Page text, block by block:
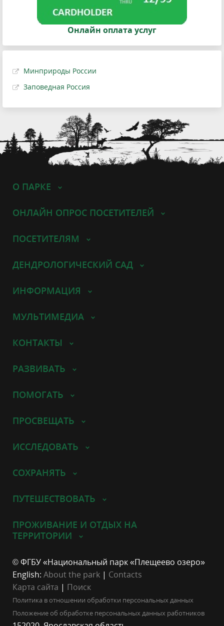
Онлайн оплата услуг
Минприроды России
Заповедная Россия
О ПАРКЕ
ОНЛАЙН ОПРОС ПОСЕТИТЕЛЕЙ
ПОСЕТИТЕЛЯМ
ДЕНДРОЛОГИЧЕСКИЙ САД
ИНФОРМАЦИЯ
МУЛЬТИМЕДИА
КОНТАКТЫ
РАЗВИВАТЬ
ПОМОГАТЬ
ПРОСВЕЩАТЬ
ИССЛЕДОВАТЬ
СОХРАНЯТЬ
ПУТЕШЕСТВОВАТЬ
ПРОЖИВАНИЕ И ОТДЫХ НА
ТЕРРИТОРИИ
© ФГБУ «Национальный парк «Плещеево озеро»
English: About the park | Contacts
Карта сайта | Поиск
Политика в отношении обработки персональных данных
Положение об обработке персональных данных работников